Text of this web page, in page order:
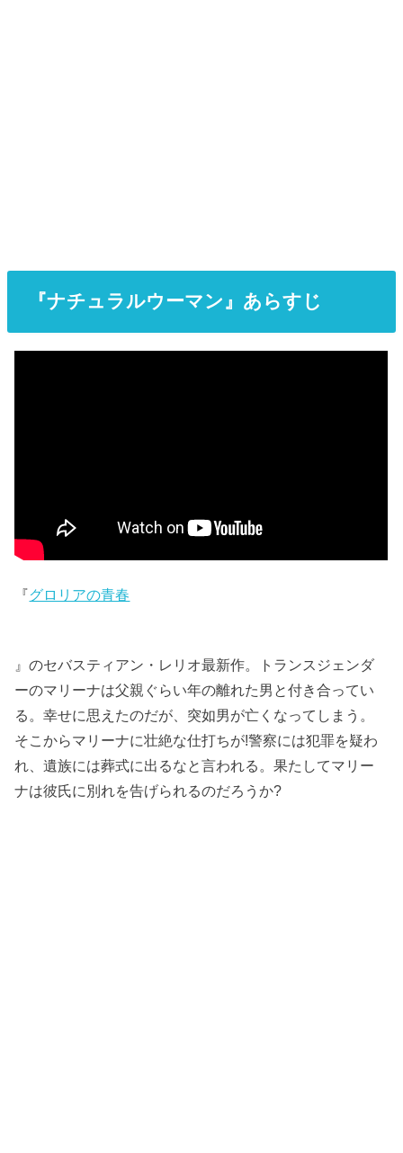
『ナチュラルウーマン』あらすじ
『グロリアの青春
』のセバスティアン・レリオ最新作。トランスジェンダ
ーのマリーナは父親ぐらい年の離れた男と付き合ってい
る。幸せに思えたのだが、突如男が亡くなってしまう。
そこからマリーナに壮絶な仕打ちが!警察には犯罪を疑わ
れ、遺族には葬式に出るなと言われる。果たしてマリー
ナは彼氏に別れを告げられるのだろうか?